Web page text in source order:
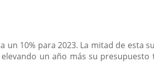
10% para 2023. La mitad de esta
un año más su